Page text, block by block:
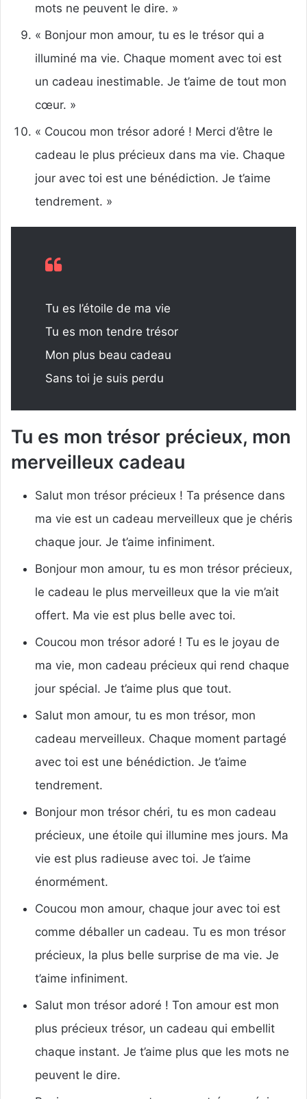
mots ne peuvent le dire. »
« Bonjour mon amour, tu es le trésor qui a
illuminé ma vie. Chaque moment avec toi est
un cadeau inestimable. Je t’aime de tout mon
cœur. »
« Coucou mon trésor adoré ! Merci d’être le
cadeau le plus précieux dans ma vie. Chaque
jour avec toi est une bénédiction. Je t’aime
tendrement. »
Tu es l’étoile de ma vie
Tu es mon tendre trésor
Mon plus beau cadeau
Sans toi je suis perdu
Tu es mon trésor précieux, mon
merveilleux cadeau
Salut mon trésor précieux ! Ta présence dans
ma vie est un cadeau merveilleux que je chéris
chaque jour. Je t’aime infiniment.
Bonjour mon amour, tu es mon trésor précieux,
le cadeau le plus merveilleux que la vie m’ait
offert. Ma vie est plus belle avec toi.
Coucou mon trésor adoré ! Tu es le joyau de
ma vie, mon cadeau précieux qui rend chaque
jour spécial. Je t’aime plus que tout.
Salut mon amour, tu es mon trésor, mon
cadeau merveilleux. Chaque moment partagé
avec toi est une bénédiction. Je t’aime
tendrement.
Bonjour mon trésor chéri, tu es mon cadeau
précieux, une étoile qui illumine mes jours. Ma
vie est plus radieuse avec toi. Je t’aime
énormément.
Coucou mon amour, chaque jour avec toi est
comme déballer un cadeau. Tu es mon trésor
précieux, la plus belle surprise de ma vie. Je
t’aime infiniment.
Salut mon trésor adoré ! Ton amour est mon
plus précieux trésor, un cadeau qui embellit
chaque instant. Je t’aime plus que les mots ne
peuvent le dire.